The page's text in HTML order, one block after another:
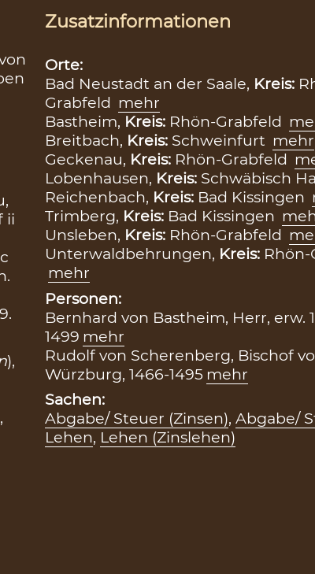
ii
),
Zusatzinformationen
Orte:
Bad Neustadt an der Saale, Kreis:
Grabfeld mehr
Bastheim, Kreis: Rhön-Grabfeld
Breitbach, Kreis: Schweinfurt mehr
Geckenau, Kreis: Rhön-Grabfeld
Lobenhausen, Kreis: Schwäbisch
Reichenbach, Kreis: Bad Kissingen
Trimberg, Kreis: Bad Kissingen
Unsleben, Kreis: Rhön-Grabfeld
Unterwaldbehrungen, Kreis:
mehr
Personen:
Bernhard von Bastheim, Herr, erw.
1499 mehr
Rudolf von Scherenberg, Bischof
Würzburg, 1466-1495 mehr
Sachen:
Abgabe/ Steuer (Zinsen), Abgabe/
Lehen, Lehen (Zinslehen)